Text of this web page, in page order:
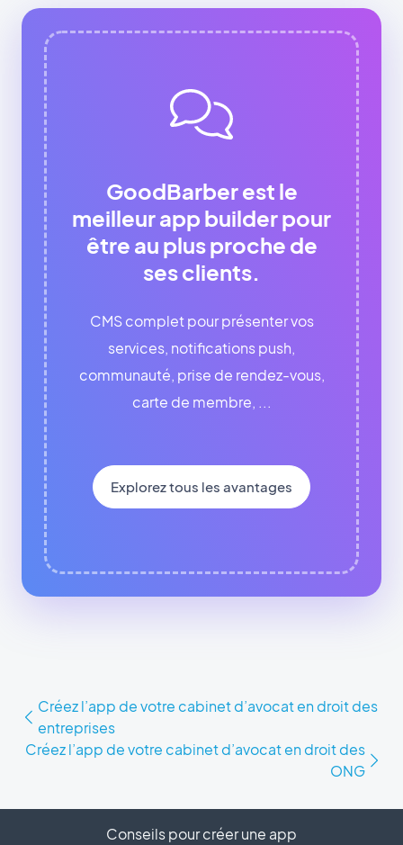
GoodBarber est le
meilleur app builder pour
être au plus proche de
ses clients.
CMS complet pour présenter vos
services, notifications push,
communauté, prise de rendez-vous,
carte de membre, ...
Explorez tous les avantages
Créez l’app de votre cabinet d’avocat en droit des
entreprises
Créez l’app de votre cabinet d’avocat en droit des
ONG
Conseils pour créer une app